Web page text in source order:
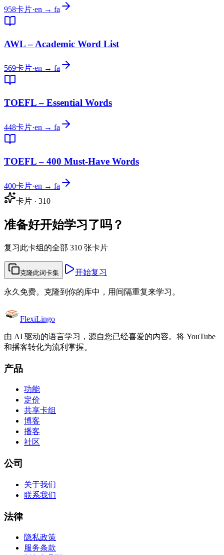
958卡片·en → fa
AWL – Academic Word List
569卡片·en → fa
TOEFL – Essential Words
448卡片·en → fa
TOEFL – 400 Must-Have Words
400卡片·en → fa
卡片 · 310
准备好开始学习了吗？
复习此卡组的全部 310 张卡片
克隆此词卡集 开始复习
永久免费。克隆到你的库中，用间隔重复来学习。
FlexiLingo
由 AI 驱动的语言学习，源自您已经喜爱的内容。将 YouTube
和播客转化为流利掌握。
产品
功能
定价
共享卡组
博客
播客
社区
公司
关于我们
联系我们
法律
隐私政策
服务条款